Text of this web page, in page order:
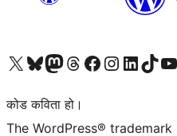
हाम्रो X (पहिले ट्विटर) खातामा जानुहोस्
हाम्रो Bluesky खाता भ्रमण गर्नुहोस्
हाम्रो म्यास्टोडन खाता भ्रमण गर्नुहोस्
हाम्रो थ्रेड्स खातामा जानुहोस्
हाम्रो फेसबुक पेजमा जानुहोस्
हाम्रो इन्स्टाग्राम खातामा जानुहोस्
हाम्रो लिङ्क्डइन खातामा जानुहोस्
हाम्रो TikTok खाता
हाम्रो
कोड कविता हो।
The WordPress®